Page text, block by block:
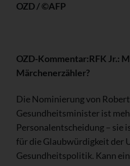
OZD / ©AFP
OZD-Kommentar:RFK Jr.:
Märchenerzähler?
Die Nominierung von Robert
Gesundheitsminister ist
Personalentscheidung – sie
für die Glaubwürdigkeit der
Gesundheitspolitik. Kann